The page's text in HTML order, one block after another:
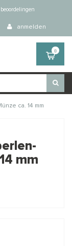
beoordelingen
anmelden
0
ca. 14 mm
mm